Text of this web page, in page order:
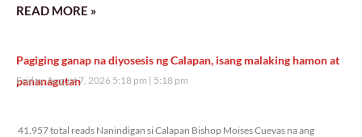
READ MORE »
Pagiging ganap na diyosesis ng Calapan, isang malaking hamon at
pananagutan
Friday, August 7, 2026 5:18 pm 5:18 pm
41,957 total reads Nanindigan si Calapan Bishop Moises Cuevas na ang